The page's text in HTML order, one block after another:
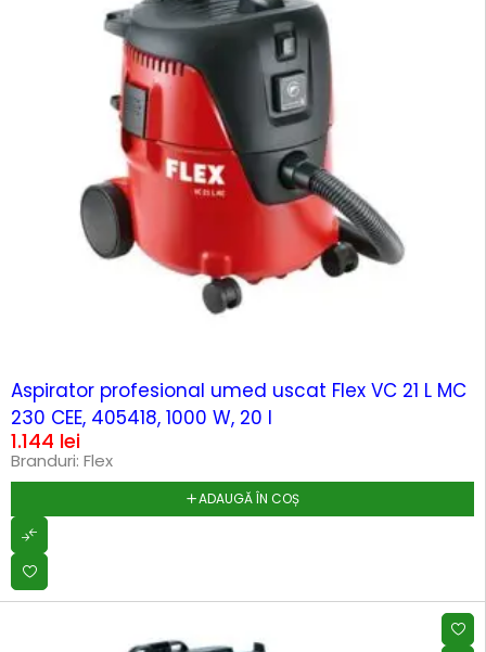
Aspirator profesional umed uscat Flex VC 21 L MC
230 CEE, 405418, 1000 W, 20 l
1.144 lei
Branduri: Flex
ADAUGĂ ÎN COȘ